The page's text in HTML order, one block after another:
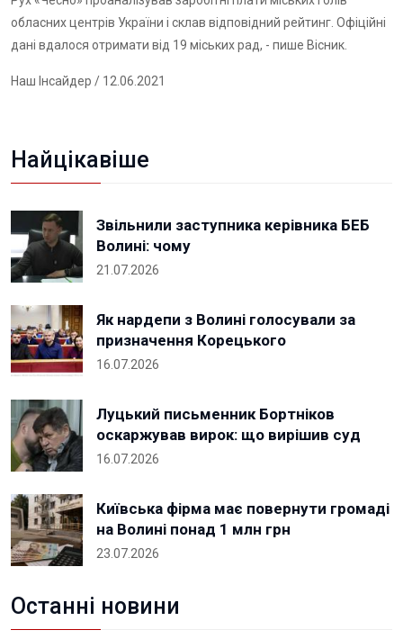
обласних центрів України і склав відповідний рейтинг. Офіційні
дані вдалося отримати від 19 міських рад, - пише Вісник
Наш Інсайдер / 12.06.2021
Найцікавіше
Звільнили заступника керівника БЕБ
Волині: чому
21.07.2026
Як нардепи з Волині голосували за
призначення Корецького
16.07.2026
Луцький письменник Бортніков
оскаржував вирок: що вирішив суд
16.07.2026
Київська фірма має повернути громаді
на Волині понад 1 млн грн
23.07.2026
Останні новини